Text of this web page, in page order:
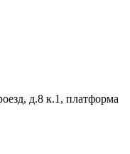
д.8 к.1, платформа